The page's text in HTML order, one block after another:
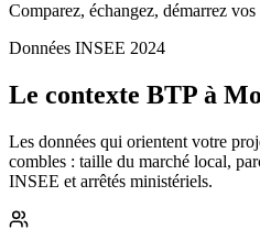
Comparez, échangez, démarrez
Données INSEE 2024
Le contexte BTP à
Les données qui orientent votre
combles : taille du marché local,
INSEE et arrêtés ministériels.